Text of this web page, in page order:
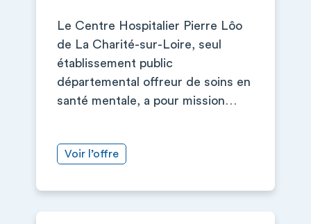
Le Centre Hospitalier Pierre Lôo
de La Charité-sur-Loire, seul
établissement public
départemental offreur de soins en
santé mentale, a pour mission…
Voir l’offre